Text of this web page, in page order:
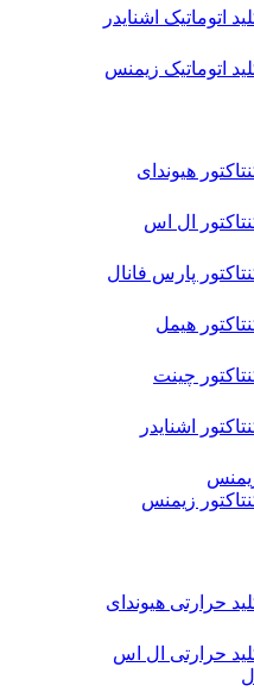
اتوماتیک اشنایدر
اتوماتیک زیمنس
هیوندای
ال اس
پارس فانال
هیمل
چینت
اشنایدر
زیمنس
حرارتی هیوندای
حرارتی ال اس